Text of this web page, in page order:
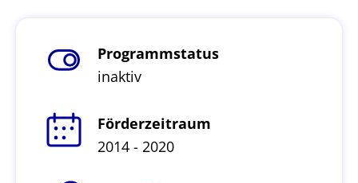
Programmstatus
inaktiv
Förderzeitraum
2014 - 2020